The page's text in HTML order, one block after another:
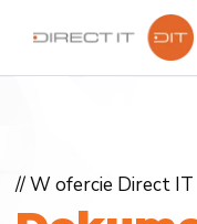
// W ofercie Direct IT